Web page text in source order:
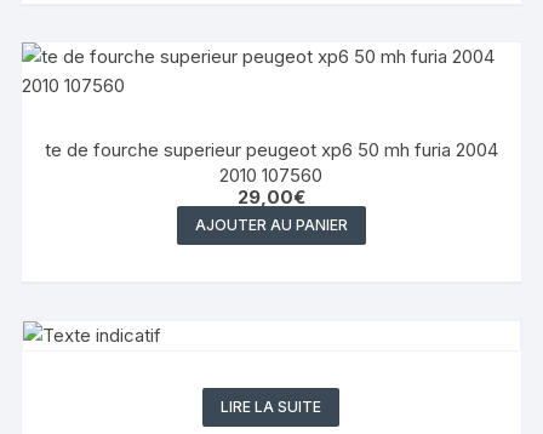
te de fourche superieur peugeot xp6 50 mh furia 2004
2010 107560
29,00€
AJOUTER AU PANIER
LIRE LA SUITE